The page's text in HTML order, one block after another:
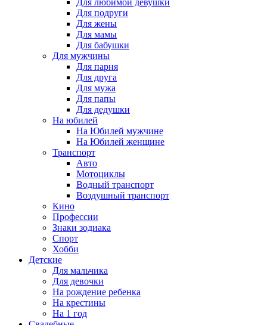
Для любимой девушки
Для подруги
Для жены
Для мамы
Для бабушки
Для мужчины
Для парня
Для друга
Для мужа
Для папы
Для дедушки
На юбилей
На Юбилей мужчине
На Юбилей женщине
Транспорт
Авто
Мотоциклы
Водный транспорт
Воздушный транспорт
Кино
Профессии
Знаки зодиака
Спорт
Хобби
Детские
Для мальчика
Для девочки
На рождение ребенка
На крестины
На 1 год